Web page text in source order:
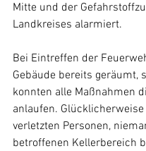
Mitte und der
Landkreises alarmiert.
Bei Eintreffen der
Gebäude bereits geräumt,
konnten alle Maßnahmen
anlaufen. Glücklicherweise
verletzten Personen,
betroffenen Kellerbereich